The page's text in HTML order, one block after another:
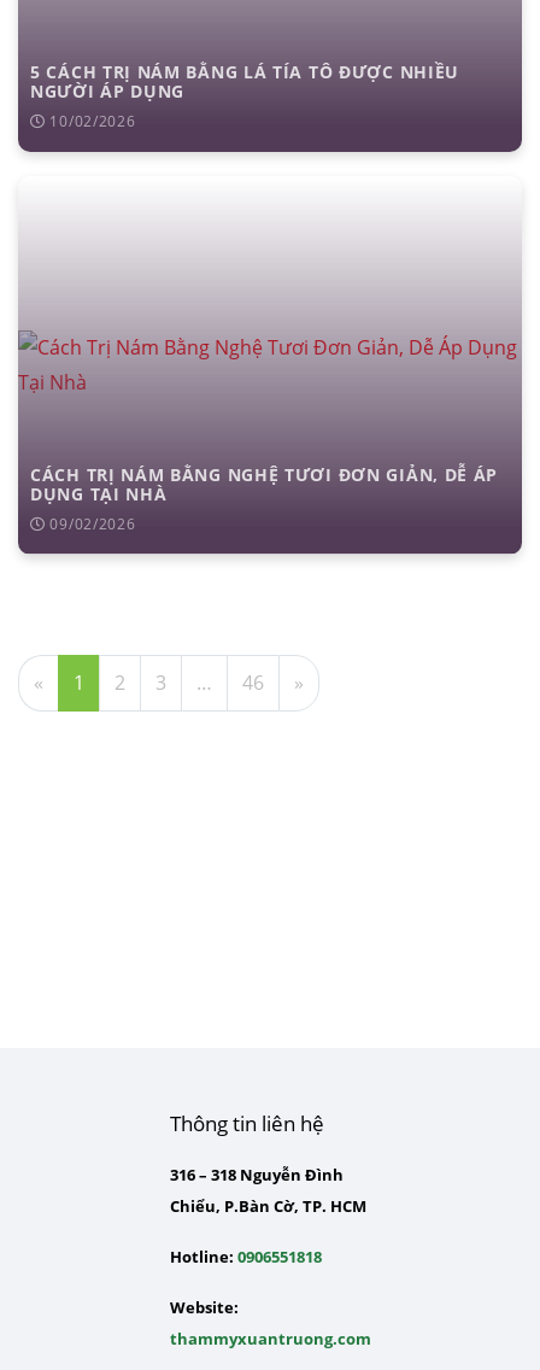
5 CÁCH TRỊ NÁM BẰNG LÁ TÍA TÔ ĐƯỢC NHIỀU
NGƯỜI ÁP DỤNG
10/02/2026
CÁCH TRỊ NÁM BẰNG NGHỆ TƯƠI ĐƠN GIẢN, DỄ ÁP
DỤNG TẠI NHÀ
09/02/2026
« 1 2 3 … 46 »
Thông tin liên hệ
316 – 318 Nguyễn Đình
Chiểu, P.Bàn Cờ, TP. HCM
Hotline: 0906551818
Website:
thammyxuantruong.com